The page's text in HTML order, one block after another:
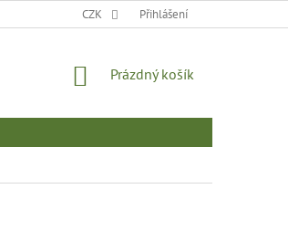
CZK Přihlášení
NÁKUPNÍ
Prázdný košík